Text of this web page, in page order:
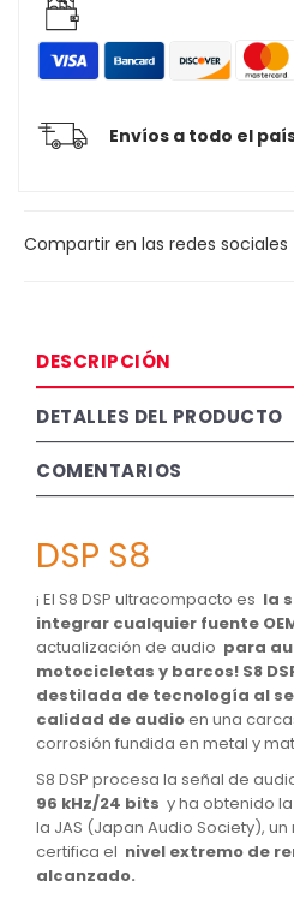
Envíos a todo el
Compartir en las redes sociales
DESCRIPCIÓN
DETALLES DEL PRODUCTO
COMENTARIOS
DSP S8
¡ El S8 DSP ultracompacto es la
integrar cualquier fuente
actualización de audio para
motocicletas y barcos! S8
destilada de tecnología al
calidad de audioen una
corrosión fundida en metal y
S8 DSP procesa la señal de
96 kHz/24 bits y ha obtenido la
la JAS (Japan Audio Society),
certifica el nivel extremo de
alcanzado.